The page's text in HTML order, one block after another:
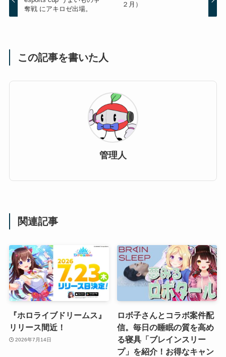
奪戦 にアキロゼ出場。
２月）
この記事を書いた人
管理人
関連記事
『ホロライブドリームス』
リリース間近！
2026年7月14日
ロボ子さんとコラボ案件配
信。毎日の睡眠の質を高め
る寝具「ブレインスリー
プ」を紹介！お得なキャン